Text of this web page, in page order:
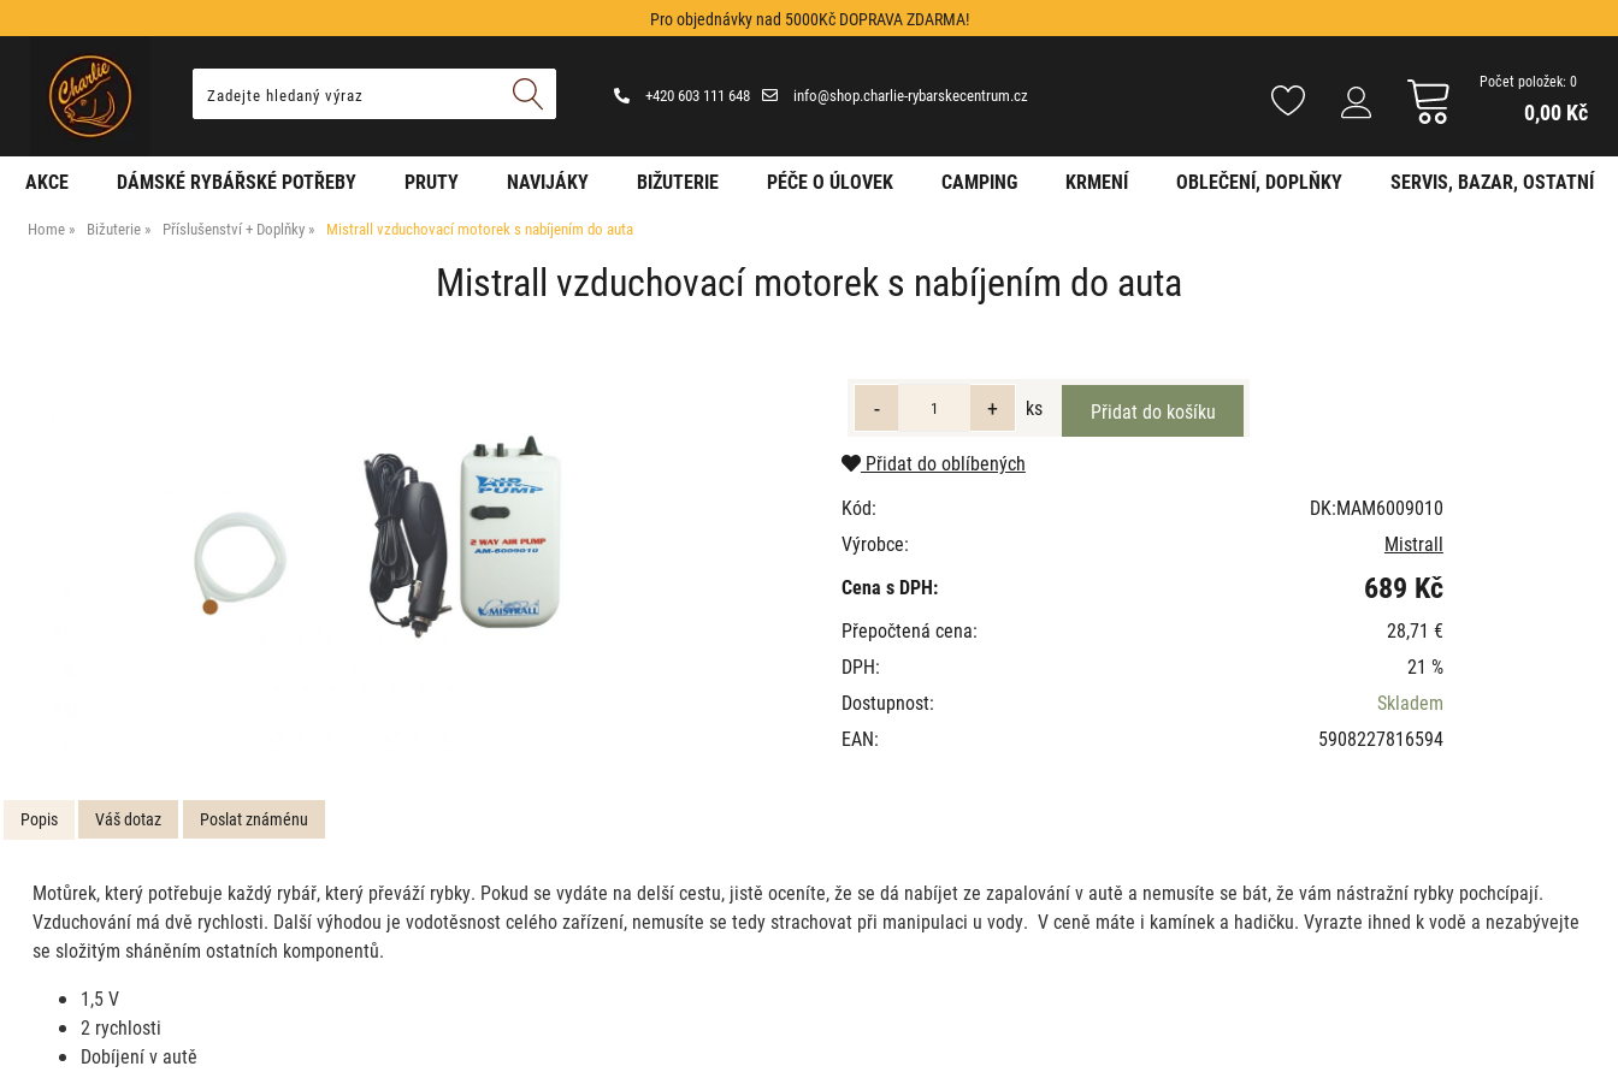
Pro objednávky nad 5000Kč DOPRAVA ZDARMA!
+420 603 111 648 info@shop.charlie-rybarskecentrum.cz
Počet položek: 0
0,00 Kč
AKCE DÁMSKÉ RYBÁŘSKÉ POTŘEBY PRUTY NAVIJÁKY BIŽUTERIE PÉČE O ÚLOVEK CAMPING KRMENÍ OBLEČENÍ, DOPLŇKY SERVIS, BAZAR, OSTATNÍ
Home Bižuterie Příslušenství + Doplňky Mistrall vzduchovací motorek s nabíjením do auta
Mistrall vzduchovací motorek s nabíjením do auta
ks
Přidat do oblíbených
Kód:
DK:MAM6009010
Výrobce:
Mistrall
Cena s DPH:
689 Kč
Přepočtená cena:
28,71 €
DPH:
21 %
Dostupnost:
Skladem
EAN:
5908227816594
Popis Váš dotaz Poslat známénu
Motůrek, který potřebuje každý rybář, který převáží rybky. Pokud se vydáte na delší cestu, jistě oceníte, že se dá nabíjet ze zapalování v autě a nemusíte se bát, že vám nástražní rybky pochcípají.
Vzduchování má dvě rychlosti. Další výhodou je vodotěsnost celého zařízení, nemusíte se tedy strachovat při manipulaci u vody. V ceně máte i kamínek a hadičku. Vyrazte ihned k vodě a nezabývejte
se složitým sháněním ostatních komponentů.
1,5 V
2 rychlosti
Dobíjení v autě